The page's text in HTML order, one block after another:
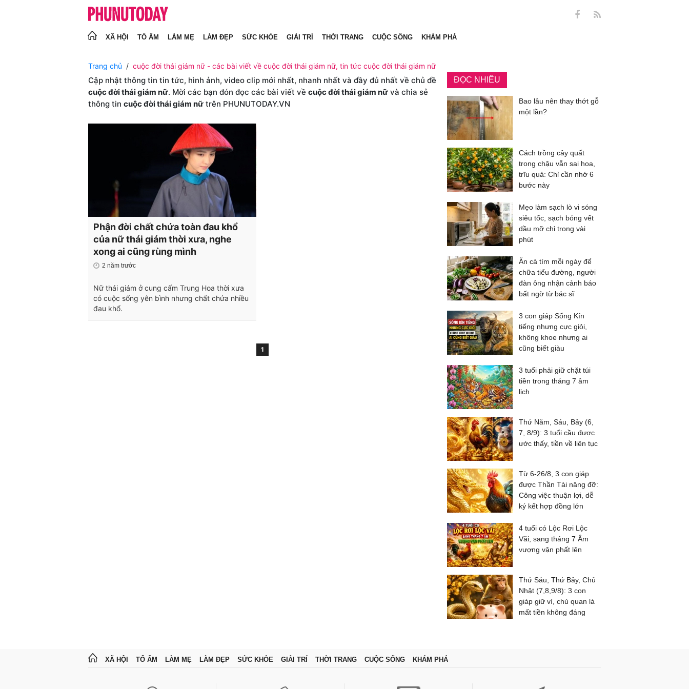
XÃ HỘI TỔ ẤM LÀM MẸ LÀM ĐẸP SỨC KHỎE GIẢI TRÍ THỜI TRANG CUỘC SỐNG KHÁM PHÁ
Trang chủ cuộc đời thái giám nữ - các bài viết về cuộc đời thái giám nữ, tin tức cuộc đời thái giám nữ
Cập nhật thông tin tin tức, hình ảnh, video clip mới nhất, nhanh nhất và đầy đủ nhất về chủ đề
cuộc đời thái giám nữ. Mời các bạn đón đọc các bài viết về cuộc đời thái giám nữ và chia sẻ
thông tin cuộc đời thái giám nữ trên PHUNUTODAY.VN
Phận đời chất chứa toàn đau khổ
của nữ thái giám thời xưa, nghe
xong ai cũng rùng mình
2 năm trước
Nữ thái giám ở cung cấm Trung Hoa thời xưa
có cuộc sống yên bình nhưng chất chứa nhiều
đau khổ.
1
ĐỌC NHIỀU
Bao lâu nên thay thớt gỗ
một lần?
Cách trồng cây quất
trong chậu vẫn sai hoa,
trĩu quả: Chỉ cần nhớ 6
bước này
Mẹo làm sạch lò vi sóng
siêu tốc, sạch bóng vết
dầu mỡ chỉ trong vài
phút
Ăn cà tím mỗi ngày để
chữa tiểu đường, người
đàn ông nhận cảnh báo
bất ngờ từ bác sĩ
3 con giáp Sống Kín
tiếng nhưng cực giỏi,
không khoe nhưng ai
cũng biết giàu
3 tuổi phải giữ chặt túi
tiền trong tháng 7 âm
lịch
Thứ Năm, Sáu, Bảy (6,
7, 8/9): 3 tuổi cầu được
ước thấy, tiền về liên tục
Từ 6-26/8, 3 con giáp
được Thần Tài nâng đỡ:
Công việc thuận lợi, dễ
ký kết hợp đồng lớn
4 tuổi có Lộc Rơi Lộc
Vãi, sang tháng 7 Âm
vượng vận phất lên
Thứ Sáu, Thứ Bảy, Chủ
Nhật (7,8,9/8): 3 con
giáp giữ ví, chủ quan là
mất tiền không đáng
XÃ HỘI TỔ ẤM LÀM MẸ LÀM ĐẸP SỨC KHỎE GIẢI TRÍ THỜI TRANG CUỘC SỐNG KHÁM PHÁ